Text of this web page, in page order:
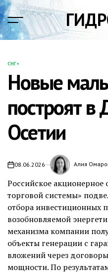
Перейти
к
содержимому
ОПУБЛИКОВАНО
В
СНГ+
Новые
построят в
Осетии
08.06.2026 Алия
Российское
торговой системы»
отбора инвестиционных
возобновляемой
механизма компании
объекты генерации с
вложений через
мощности. По